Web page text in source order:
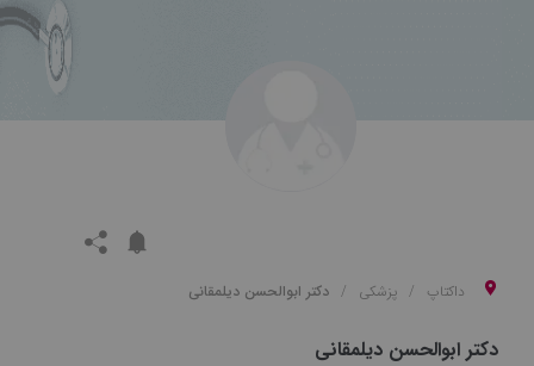
داکتاپ پزشکی دکتر ابوالحسن دیلمقانی
دکتر ابوالحسن دیلمقانی